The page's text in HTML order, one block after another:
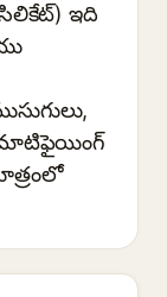
ఇది
మాటిఫైయింగ్